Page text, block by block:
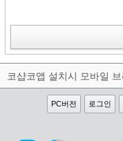
PC버전 로그인